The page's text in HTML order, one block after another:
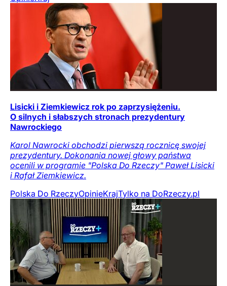
Lisicki i Ziemkiewicz rok po zaprzysiężeniu.
O silnych i słabszych stronach prezydentury
Nawrockiego
Karol Nawrocki obchodzi pierwszą rocznicę swojej
prezydentury. Dokonania nowej głowy państwa
ocenili w programie "Polska Do Rzeczy" Paweł Lisicki
i Rafał Ziemkiewicz.
Polska Do RzeczyOpinieKrajTylko na DoRzeczy.pl